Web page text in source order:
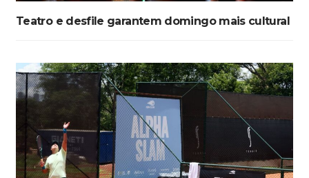
Teatro e desfile garantem domingo mais cultural